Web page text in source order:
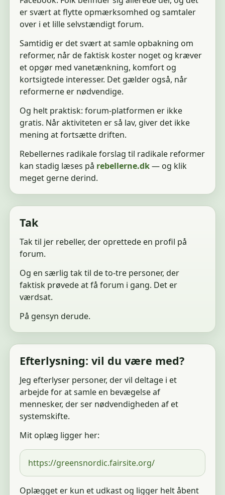
er svært at flytte opmærksomhed og samtaler
over i et lille selvstændigt forum.
Samtidig er det svært at samle opbakning om
reformer, når de faktisk koster noget og kræver
et opgør med vanetænkning, komfort og
kortsigtede interesser. Det gælder også, når
reformerne er nødvendige.
Og helt praktisk: forum-platformen er ikke
gratis. Når aktiviteten er så lav, giver det ikke
mening at fortsætte driften.
Rebellernes radikale forslag til radikale reformer
kan stadig læses på rebellerne.dk— og klik
meget gerne derind.
Tak
Tak til jer rebeller, der oprettede en profil på
forum.
Og en særlig tak til de to-tre personer, der
faktisk prøvede at få forum i gang. Det er
værdsat.
På gensyn derude.
Efterlysning: vil du være med?
Jeg efterlyser personer, der vil deltage i et
arbejde for at samle en bevægelse af
mennesker, der ser nødvendigheden af et
systemskifte.
Mit oplæg ligger her:
https://greensnordic.fairsite.org/
Oplægget er kun et udkast og ligger helt åbent